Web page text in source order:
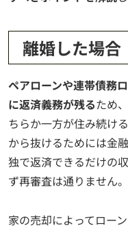
離婚した場合
ペアローンや連帯債務
に返済義務が残るため
ちらか一方が住み続け
から抜けるためには金
独で返済できるだけの
ず再審査は通りません。
家の売却によってロー